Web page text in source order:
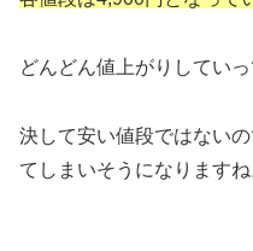
どんどん値上がりしてい
決して安い値段ではない
てしまいそうになりますね